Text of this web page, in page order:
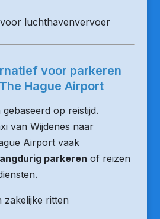
luchthavenvervoer
voor parkeren
Hague Airport
op reistijd.
van Wijdenes naar
Airport vaak
parkeren of reizen
zakelijke ritten